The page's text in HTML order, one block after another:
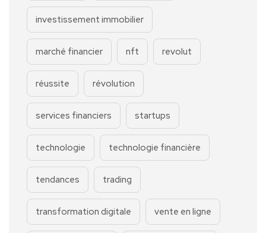
investissement immobilier
marché financier nft revolut
réussite révolution
services financiers startups
technologie technologie financière
tendances trading
transformation digitale vente en ligne